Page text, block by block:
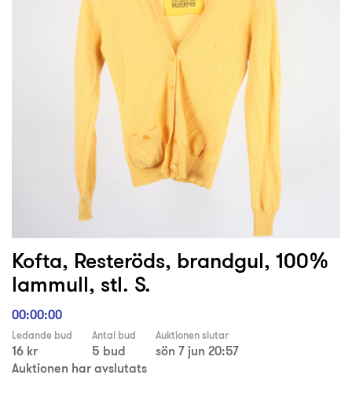
Kofta, Resteröds, brandgul, 100%
lammull, stl. S.
00:00:00
Ledande bud
16 kr
Antal bud
5 bud
Auktionen slutar
sön 7 jun 20:57
Auktionen har avslutats